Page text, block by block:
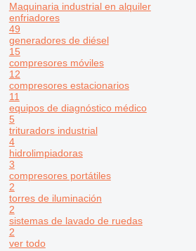
Maquinaria industrial en alquiler
enfriadores
49
generadores de diésel
15
compresores móviles
12
compresores estacionarios
11
equipos de diagnóstico médico
5
trituradors industrial
4
hidrolimpiadoras
3
compresores portátiles
2
torres de iluminación
2
sistemas de lavado de ruedas
2
ver todo